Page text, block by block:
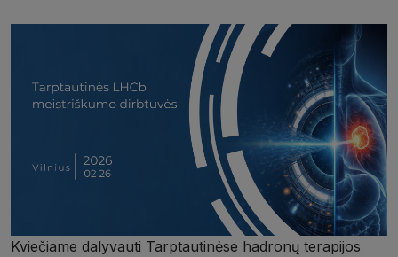
Kviečiame dalyvauti Tarptautinėse hadronų terapijos